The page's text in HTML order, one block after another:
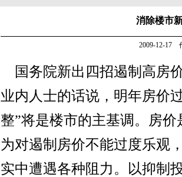
消除楼市
2009-12-17
国务院新出四招遏制高房
业内人士的话说，明年房价
整”将是楼市的主基调。房
为对遏制房价不能过度乐观
实中遭遇各种阻力。以抑制